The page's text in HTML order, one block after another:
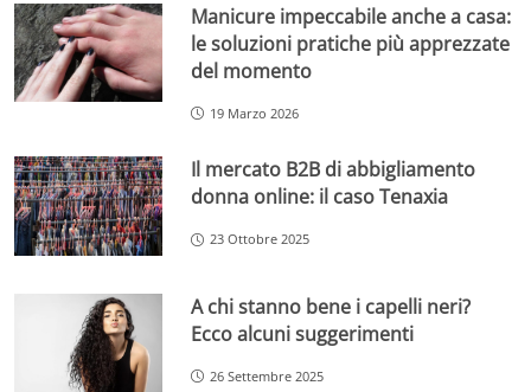
Manicure impeccabile anche a casa:
le soluzioni pratiche più apprezzate
del momento
19 Marzo 2026
Il mercato B2B di abbigliamento
donna online: il caso Tenaxia
23 Ottobre 2025
A chi stanno bene i capelli neri?
Ecco alcuni suggerimenti
26 Settembre 2025